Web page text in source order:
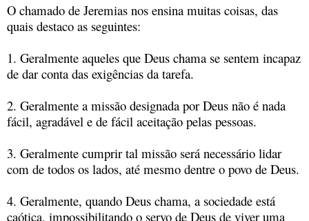
O chamado de Jeremias nos ensina muitas coisas, das
quais destaco as seguintes:
1. Geralmente aqueles que Deus chama se sentem incapaz
de dar conta das exigências da tarefa.
2. Geralmente a missão designada por Deus não é nada
fácil, agradável e de fácil aceitação pelas pessoas.
3. Geralmente cumprir tal missão será necessário lidar
com de todos os lados, até mesmo dentre o povo de Deus.
4. Geralmente, quando Deus chama, a sociedade está
caótica, impossibilitando o servo de Deus de viver uma